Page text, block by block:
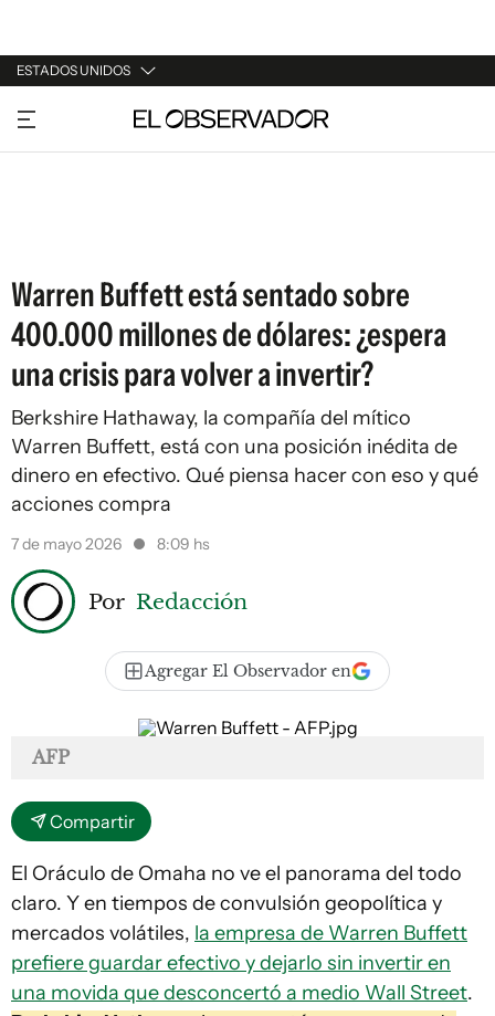
ESTADOS UNIDOS
URUGUAY
ARGENTINA
Warren Buffett está sentado sobre
400.000 millones de dólares: ¿espera
una crisis para volver a invertir?
Berkshire Hathaway, la compañía del mítico
Warren Buffett, está con una posición inédita de
dinero en efectivo. Qué piensa hacer con eso y qué
acciones compra
7 de mayo 2026 8:09 hs
Por Redacción
Agregar El Observador en
AFP
Compartir
El Oráculo de Omaha no ve el panorama del todo
claro. Y en tiempos de convulsión geopolítica y
mercados volátiles, la empresa de Warren Buffett
prefiere guardar efectivo y dejarlo sin invertir en
una movida que desconcertó a medio Wall Street.